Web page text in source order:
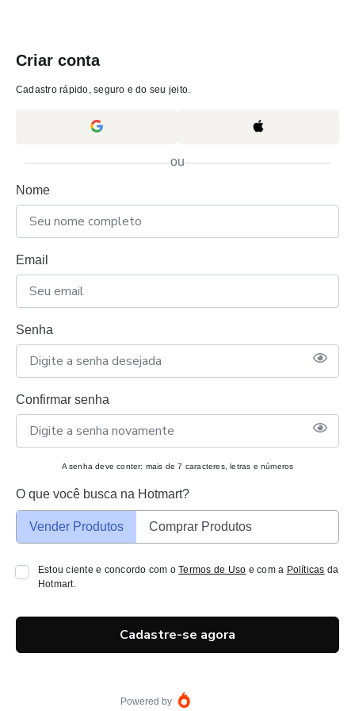
Criar conta
Cadastro rápido, seguro e do seu jeito.
ou
Nome
Email
Senha
Confirmar senha
A senha deve conter: mais de 7 caracteres, letras e números
O que você busca na Hotmart?
Vender Produtos Comprar Produtos
Estou ciente e concordo com oTermos de Uso e com a Políticas da
Hotmart.
Cadastre-se agora
Powered by